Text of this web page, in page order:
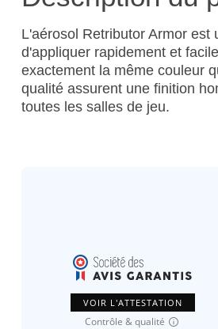
L'aérosol Retributor Armor
d'appliquer rapidement et
exactement la même couleur
qualité assurent une finition
toutes les salles de jeu.
VOIR L'ATTESTATION
Contrôle & qualité